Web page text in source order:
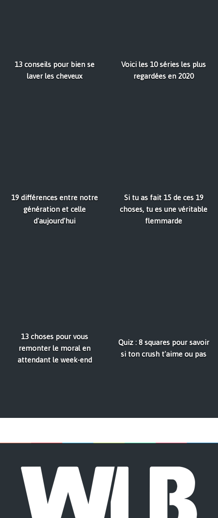
13 conseils pour bien se
laver les cheveux
Voici les 10 séries les plus
regardées en 2020
19 différences entre notre
génération et celle
d'aujourd'hui
Si tu as fait 15 de ces 19
choses, tu es une véritable
flemmarde
13 choses pour vous
remonter le moral en
attendant le week-end
Quiz : 8 squares pour savoir
si ton crush t'aime ou pas